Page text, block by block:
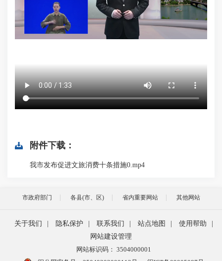
附件下载：
我市发布促进文旅消费十条措施0.mp4
市政府部门 各县(市、区) 省内重要网站 其他网站
关于我们 隐私保护 联系我们 站点地图 使用帮助
网站建设管理
网站标识码： 3504000001